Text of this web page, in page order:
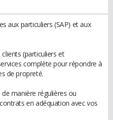
aux particuliers (SAP) et aux
(particuliers et
complète pour répondre à
de propreté.
manière régulières ou
en adéquation avec vos